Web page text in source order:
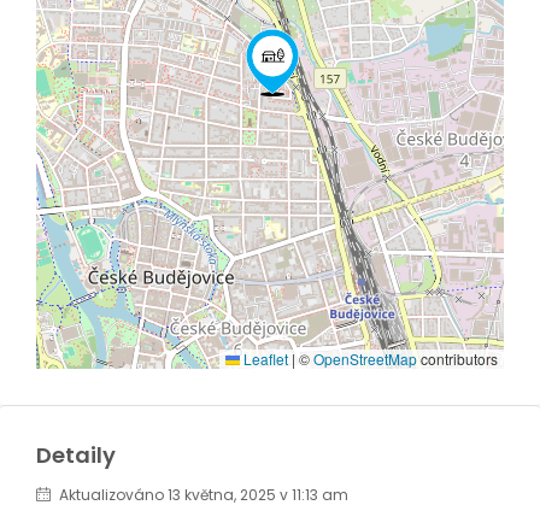
Leaflet | ©OpenStreetMapcontributors
Detaily
Aktualizováno 13 května, 2025 v 11:13 am